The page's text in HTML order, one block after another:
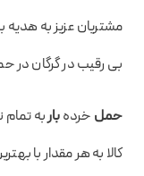
مشتریان عزیز به هدیه
بی رقیب در گرگان در
حمل خردهباربه تمام
کالا به هر مقدار با